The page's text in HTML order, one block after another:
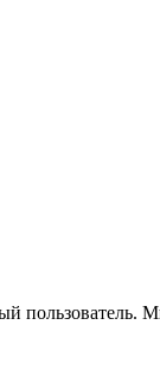
пользователь.